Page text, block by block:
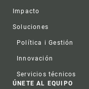
Impacto
Soluciones
Política i Gestión
Innovación
Servicios técnicos
ÚNETE AL EQUIPO